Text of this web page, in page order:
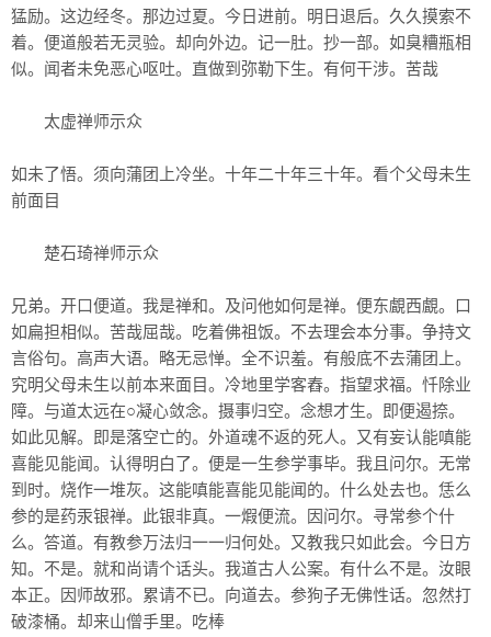
猛励。这边经冬。那边过夏。今日进前。明日退后。久久摸索不
着。便道般若无灵验。却向外边。记一肚。抄一部。如臭糟瓶相
似。闻者未免恶心呕吐。直做到弥勒下生。有何干涉。苦哉
太虚禅师示众
如未了悟。须向蒲团上冷坐。十年二十年三十年。看个父母未生
前面目
楚石琦禅师示众
兄弟。开口便道。我是禅和。及问他如何是禅。便东覰西覰。口
如扁担相似。苦哉屈哉。吃着佛祖饭。不去理会本分事。争持文
言俗句。高声大语。略无忌惮。全不识羞。有般底不去蒲团上。
究明父母未生以前本来面目。冷地里学客舂。指望求福。忏除业
障。与道太远在○凝心敛念。摄事归空。念想才生。即便遏捺。
如此见解。即是落空亡的。外道魂不返的死人。又有妄认能嗔能
喜能见能闻。认得明白了。便是一生参学事毕。我且问尔。无常
到时。烧作一堆灰。这能嗔能喜能见能闻的。什么处去也。恁么
参的是药汞银禅。此银非真。一煆便流。因问尔。寻常参个什
么。答道。有教参万法归一一归何处。又教我只如此会。今日方
知。不是。就和尚请个话头。我道古人公案。有什么不是。汝眼
本正。因师故邪。累请不已。向道去。参狗子无佛性话。忽然打
破漆桶。却来山僧手里。吃棒